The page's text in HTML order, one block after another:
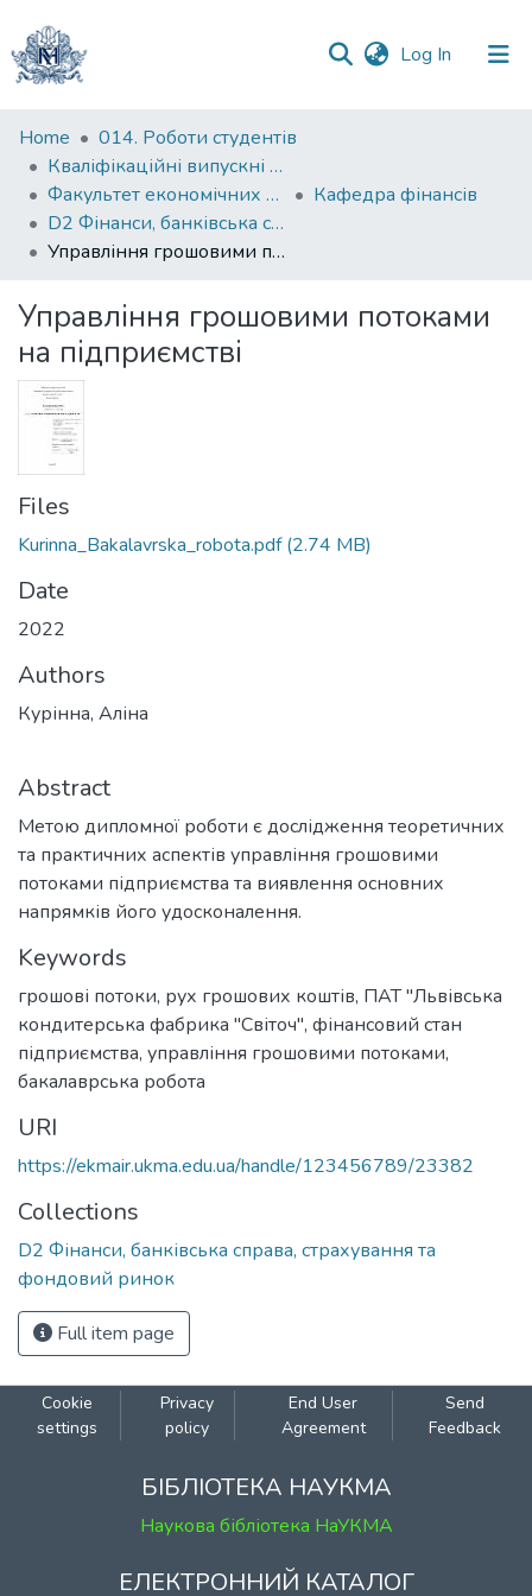
Log In (current)
Communities
&
Collections
All of DSpace
Statistics
Home
014. Роботи студентів
Кваліфікаційні випускні роботи здобувачів вищої освіти бакалаврських програм
Факультет економічних наук
Кафедра фінансів
D2 Фінанси, банківська справа, страхування та фондовий ринок
Управління грошовими потоками на підприємстві
Управління грошовими потоками
на підприємстві
Files
Kurinna_Bakalavrska_robota.pdf(2.74 MB)
Date
2022
Authors
Курінна, Аліна
Abstract
Метою дипломної роботи є дослідження теоретичних
та практичних аспектів управління грошовими
потоками підприємства та виявлення основних
напрямків його удосконалення.
Keywords
грошові потоки, рух грошових коштів, ПАТ "Львівська
кондитерська фабрика "Світоч", фінансовий стан
підприємства, управління грошовими потоками,
бакалаврська робота
URI
https://ekmair.ukma.edu.ua/handle/123456789/23382
Collections
D2 Фінанси, банківська справа, страхування та
фондовий ринок
Full item page
Cookie
settings
Privacy
policy
End User
Agreement
Send
Feedback
БІБЛІОТЕКА НАУКМА
Наукова бібліотека НаУКМА
ЕЛЕКТРОННИЙ КАТАЛОГ